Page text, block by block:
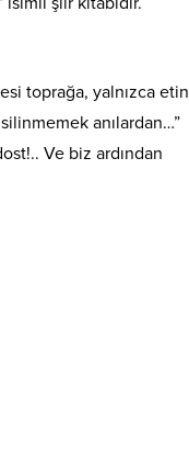
toprağa, yalnızca etin
anılardan…”
Ve biz ardından